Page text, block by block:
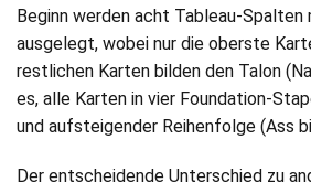
Beginn werden acht Tableau-
ausgelegt, wobei nur die oberste
restlichen Karten bilden den Talon
es, alle Karten in vier Foundation-
und aufsteigender Reihenfolge (Ass
Der entscheidende Unterschied zu